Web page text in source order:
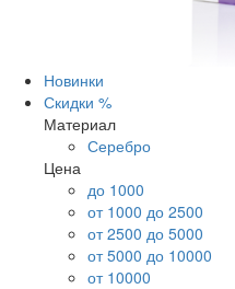
Новинки
Скидки %
Материал
Серебро
Цена
до 1000
от 1000 до 2500
от 2500 до 5000
от 5000 до 10000
от 10000